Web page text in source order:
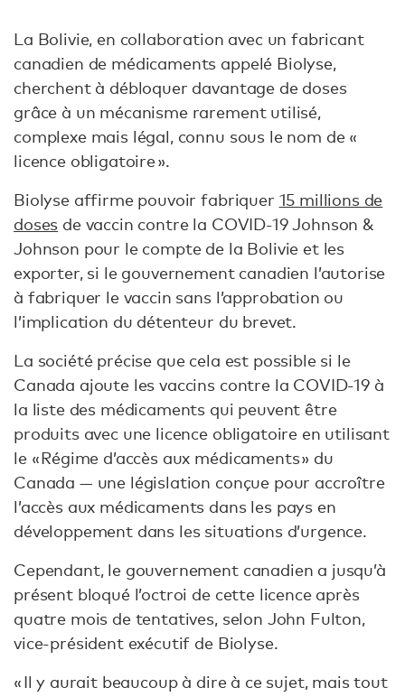
La Bolivie, en collaboration avec un fabricant
canadien de médicaments appelé Biolyse,
cherchent à débloquer davantage de doses
grâce à un mécanisme rarement utilisé,
complexe mais légal, connu sous le nom de «
licence obligatoire ».
Biolyse affirme pouvoir fabriquer 15 millions de
doses de vaccin contre la COVID-19 Johnson &
Johnson pour le compte de la Bolivie et les
exporter, si le gouvernement canadien l’autorise
à fabriquer le vaccin sans l’approbation ou
l’implication du détenteur du brevet.
La société précise que cela est possible si le
Canada ajoute les vaccins contre la COVID-19 à
la liste des médicaments qui peuvent être
produits avec une licence obligatoire en utilisant
le « Régime d’accès aux médicaments » du
Canada — une législation conçue pour accroître
l’accès aux médicaments dans les pays en
développement dans les situations d’urgence.
Cependant, le gouvernement canadien a jusqu’à
présent bloqué l’octroi de cette licence après
quatre mois de tentatives, selon John Fulton,
vice-président exécutif de Biolyse.
« Il y aurait beaucoup à dire à ce sujet, mais tout